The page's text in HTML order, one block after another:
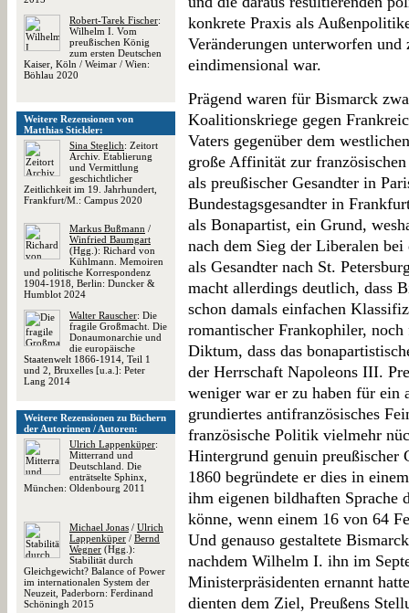
Robert-Tarek Fischer:
Wilhelm I. Vom
preußischen König
zum ersten Deutschen
Kaiser, Köln / Weimar / Wien:
Böhlau 2020
Weitere Rezensionen von
Matthias Stickler:
Sina Steglich: Zeitort
Archiv. Etablierung
und Vermittlung
geschichtlicher
Zeitlichkeit im 19. Jahrhundert,
Frankfurt/M.: Campus 2020
Markus Bußmann /
Winfried Baumgart
(Hgg.): Richard von
Kühlmann. Memoiren
und politische Korrespondenz
1904-1918, Berlin: Duncker &
Humblot 2024
Walter Rauscher: Die
fragile Großmacht. Die
Donaumonarchie und
die europäische
Staatenwelt 1866-1914, Teil 1
und 2, Bruxelles [u.a.]: Peter
Lang 2014
Weitere Rezensionen zu Büchern
der Autorinnen / Autoren:
Ulrich Lappenküper:
Mitterrand und
Deutschland. Die
enträtselte Sphinx,
München: Oldenbourg 2011
Michael Jonas / Ulrich
Lappenküper / Bernd
Wegner (Hgg.):
Stabilität durch
Gleichgewicht? Balance of Power
im internationalen System der
Neuzeit, Paderborn: Ferdinand
Schöningh 2015
konkrete Praxis als
Veränderungen unterworfen
eindimensional war.
Prägend waren für Bismarck
Koalitionskriege gegen
Vaters gegenüber dem
große Affinität zur
als preußischer Gesandter in
Bundestagsgesandter in
als Bonapartist, ein Grund,
nach dem Sieg der Liberalen
als Gesandter nach St.
macht allerdings deutlich, dass
schon damals einfachen
romantischer Frankophiler,
Diktum, dass das
der Herrschaft Napoleons III.
weniger war er zu haben für ein
grundiertes antifranzösisches
französische Politik vielmehr
Hintergrund genuin preußischer
1860 begründete er dies in
ihm eigenen bildhaften Sprache
könne, wenn einem 16 von 64
Und genauso gestaltete
nachdem Wilhelm I. ihn im
Ministerpräsidenten ernannt
dienten dem Ziel, Preußens